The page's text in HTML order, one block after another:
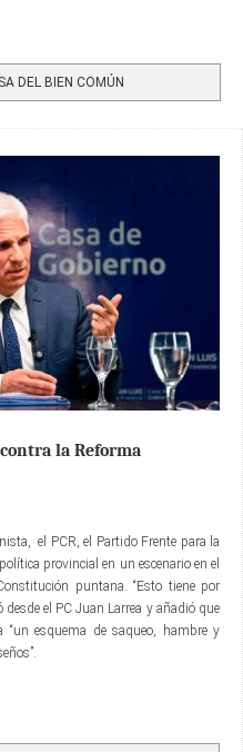
DEL BIEN COMÚN
la Reforma
el PCR, el Partido Frente para la
provincial en un escenario en el
puntana. “Esto tiene por
el PC Juan Larrea y añadió que
esquema de saqueo, hambre y